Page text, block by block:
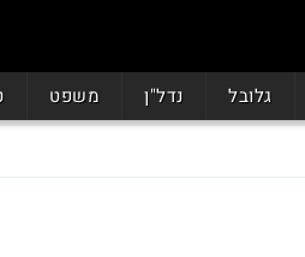
גלובל נדל"ן משפט